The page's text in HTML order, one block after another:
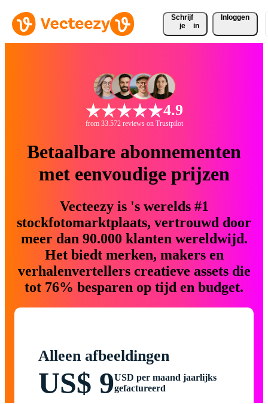
Schrijf
je
in
Inloggen
4.9
from 33.572 reviews on Trustpilot
Betaalbare abonnementen
met eenvoudige prijzen
Vecteezy is 's werelds #1
stockfotomarktplaats, vertrouwd door
meer dan 90.000 klanten wereldwijd.
Het biedt merken, makers en
verhalenvertellers creatieve assets die
tot 76% besparen op tijd en budget.
Alleen afbeeldingen
US$ 9USD per maand jaarlijks
gefactureerd